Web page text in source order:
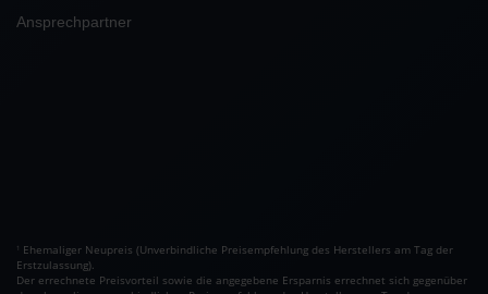
Ansprechpartner
1 Ehemaliger Neupreis (Unverbindliche Preisempfehlung des Herstellers am Tag der
Erstzulassung).
Der errechnete Preisvorteil sowie die angegebene Ersparnis errechnet sich gegenüber